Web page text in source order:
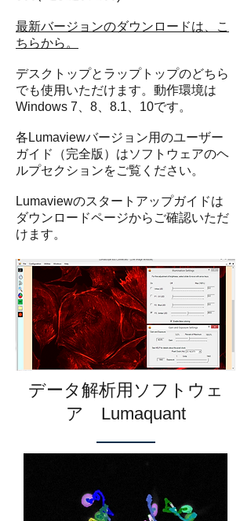
最新バージョンのダウンロードは、こ
ちらから。
デスクトップとラップトップのどちら
でも使用いただけます。動作環境は
Windows 7、8、8.1、10です。
各Lumaviewバージョン用のユーザー
ガイド（完全版）はソフトウェアのヘ
ルプセクションをご覧ください。
Lumaviewのスタートアップガイドは
ダウンロードページからご確認いただ
けます。
データ解析用ソフトウェ
ア Lumaquant